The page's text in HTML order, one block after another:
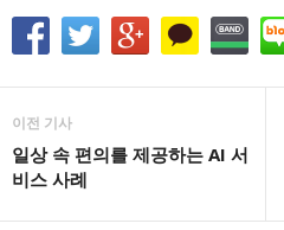
이전 기사
일상 속 편의를 제공하는 AI 서
비스 사례